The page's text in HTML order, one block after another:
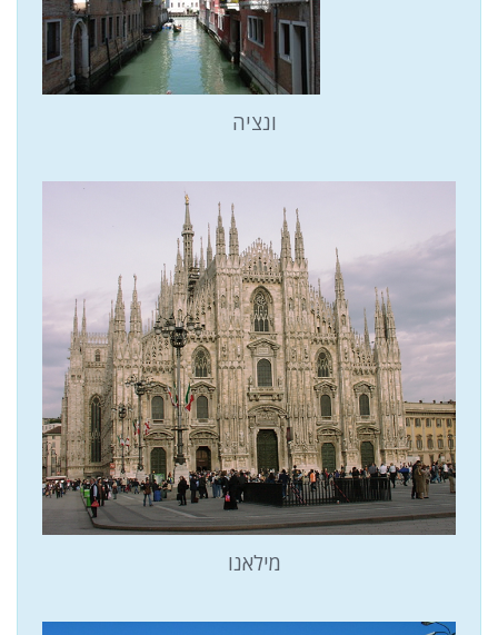
ונציה
מילאנו